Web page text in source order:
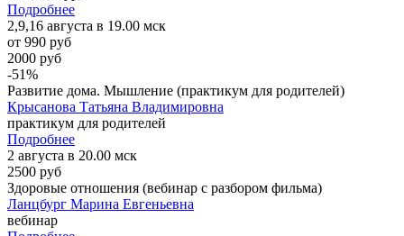
Подробнее
2,9,16 августа в 19.00 мск
от 990 руб
2000 руб
-51%
Развитие дома. Мышление (практикум для родителей)
Крысанова Татьяна Владимировна
практикум для родителей
Подробнее
2 августа в 20.00 мск
2500 руб
Здоровые отношения (вебинар с разбором фильма)
Ланцбург Марина Евгеньевна
вебинар